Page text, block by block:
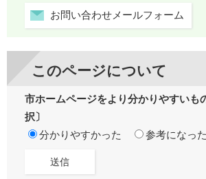
お問い合わせメールフォーム
このページについて
市ホームページをより分かりやすいも
択〕
分かりやすかった
参考になった